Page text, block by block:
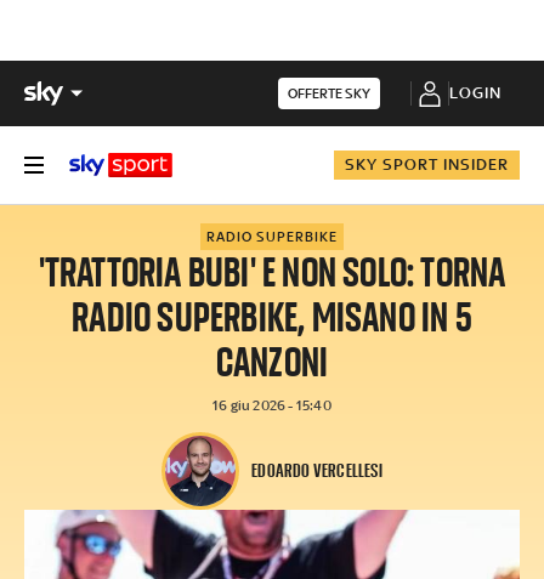
OFFERTE SKY LOGIN
SKY SPORT INSIDER
RADIO SUPERBIKE
'TRATTORIA BUBI' E NON SOLO: TORNA
RADIO SUPERBIKE, MISANO IN 5
CANZONI
16 giu 2026 - 15:40
EDOARDO VERCELLESI